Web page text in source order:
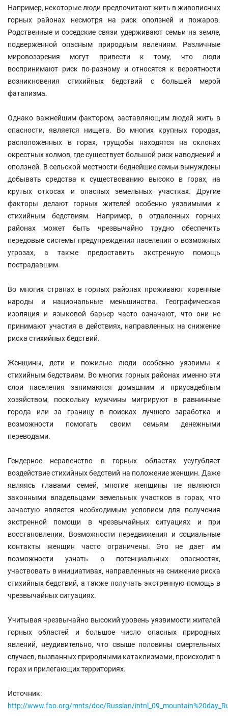
Например, некоторые люди предпочитают жить в живописных
горных районах несмотря на риск оползней и пожаров.
Родственные и соседские связи удерживают семьи на земле,
подверженной опасным природным явлениям. Различные
мировоззрения могут привести к тому, что люди
воспринимают риск по-разному и относятся к вероятности
возникновения стихийных бедствий с большей мерой
фатализма.
Однако важнейшим фактором, заставляющим людей жить в
опасности, является нищета. Во многих крупных городах,
расположенных в горах, трущобы находятся на склонах
окрестных холмов, где существует большой риск наводнений и
оползней. В сельской местности беднейшие семьи вынуждены
добывать средства к существованию высоко в горах, на
крутых откосах и опасных земельных участках. Другие
факторы делают горных жителей особенно уязвимыми к
стихийным бедствиям. Например, в отдаленных горных
районах может быть чрезвычайно трудно обеспечить
передовые системы предупреждения населения о возможных
угрозах, а также предоставить экстренную помощь
пострадавшим.
Во многих странах в горных районах проживают коренные
народы и национальные меньшинства. Географическая
изоляция и языковой барьер часто означают, что они не
принимают участия в действиях, направленных на снижение
риска стихийных бедствий.
Женщины, дети и пожилые люди особенно уязвимы к
стихийным бедствиям. Во многих горных районах именно эти
слои населения занимаются домашним и приусадебным
хозяйством, поскольку мужчины мигрируют в равнинные
города или за границу в поисках лучшего заработка и
возможности помогать своим семьям денежными
переводами.
Гендерное неравенство в горных областях усугубляет
воздействие стихийных бедствий на положение женщин. Даже
являясь главами семей, многие женщины не являются
законными владельцами земельных участков в горах, что
зачастую является необходимым условием для получения
экстренной помощи в чрезвычайных ситуациях и при
восстановлении. Возможности передвижения и социальные
контакты женщин часто ограничены. Это не дает им
возможности узнать о потенциальных опасностях,
участвовать в инициативах, направленных на снижение риска
стихийных бедствий, а также получать экстренную помощь в
чрезвычайных ситуациях.
Учитывая чрезвычайно высокий уровень уязвимости жителей
горных областей и большое число опасных природных
явлений, неудивительно, что свыше половины смертельных
случаев, вызванных природными катаклизмами, происходит в
горах и прилегающих территориях.
Источник:
http://www.fao.org/mnts/doc/Russian/